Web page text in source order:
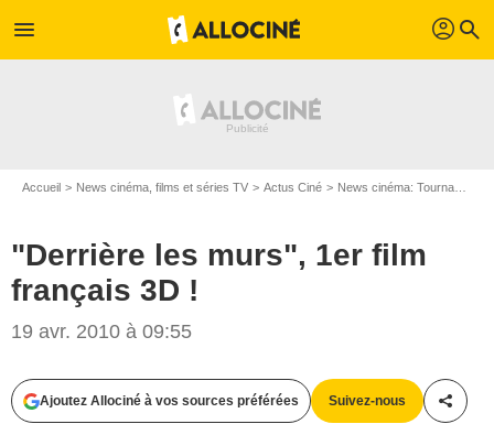
menu profil search
Accueil News cinéma, films et séries TV Actus Ciné News cinéma: Tournages
"Derrière les murs", 1er film
français 3D !
19 avr. 2010 à 09:55
Ajoutez Allociné à vos sources préférées Suivez-nous